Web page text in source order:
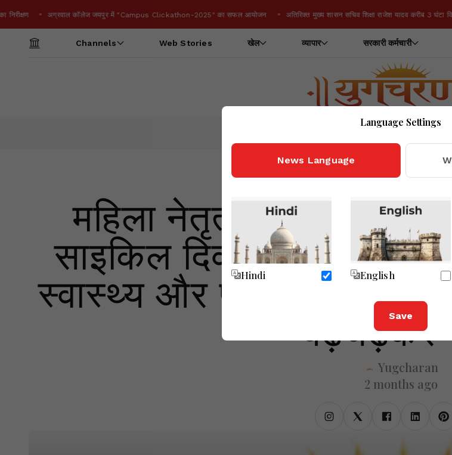
Language Settings
News Language
Hindi English
Save
निरीक्षण अग्रवाल कॉलेज जयपुर में "Campus Clickathon-2025" का सफल आयोजन अतिरिक्त मुख्य शासन सचिव शिक्षा राजेश यादव करीब 3 घंटा
Channels Web Stories खेल व्यापार सरकारी कर्मचारी
महिला नेतृत्व साइक्लोथाॅन
साइकिल दिवस पर सैकड़ों
स्वास्थ्य और पर्यावरण
बढ़चढ़कर
Yugcharan
2 months ago